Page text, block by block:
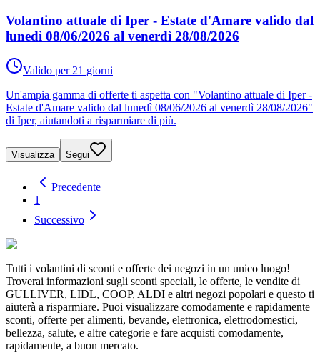
Volantino attuale di Iper - Estate d'Amare valido dal
lunedì 08/06/2026 al venerdì 28/08/2026
Valido per 21 giorni
Un'ampia gamma di offerte ti aspetta con "Volantino attuale di Iper -
Estate d'Amare valido dal lunedì 08/06/2026 al venerdì 28/08/2026"
di Iper, aiutandoti a risparmiare di più.
Visualizza Segui
Precedente
1
Successivo
Tutti i volantini di sconti e offerte dei negozi in un unico luogo!
Troverai informazioni sugli sconti speciali, le offerte, le vendite di
GULLIVER, LIDL, COOP, ALDI e altri negozi popolari e questo ti
aiuterà a risparmiare. Puoi visualizzare comodamente e rapidamente
sconti, offerte per alimenti, bevande, elettronica, elettrodomestici,
bellezza, salute, e altre categorie e fare acquisti comodamente,
rapidamente, a buon mercato.